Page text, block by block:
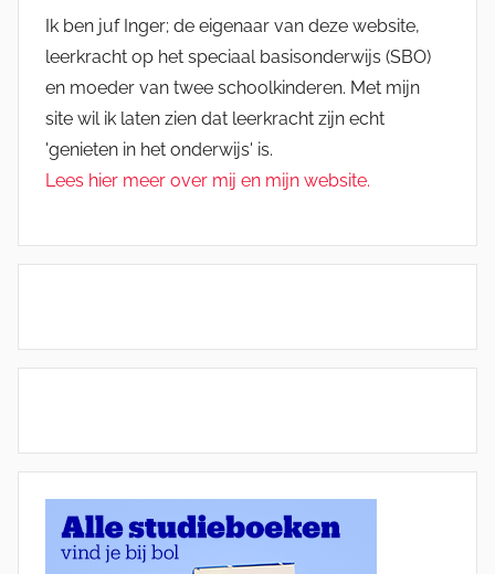
Ik ben juf Inger; de eigenaar van deze website,
leerkracht op het speciaal basisonderwijs (SBO)
en moeder van twee schoolkinderen. Met mijn
site wil ik laten zien dat leerkracht zijn echt
'genieten in het onderwijs' is.
Lees hier meer over mij en mijn website.